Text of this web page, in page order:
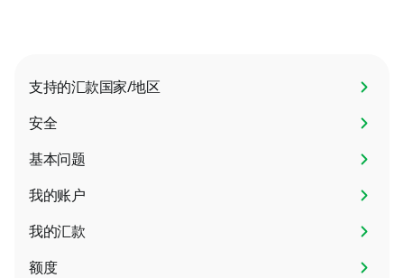
支持的汇款国家/地区
安全
基本问题
我的账户
我的汇款
额度